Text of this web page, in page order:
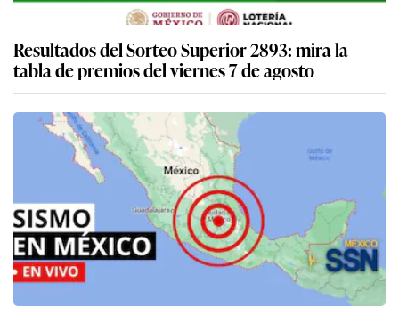
Resultados del Sorteo Superior 2893: mira la
tabla de premios del viernes 7 de agosto